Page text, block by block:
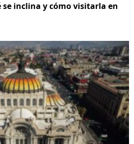
se inclina y cómo visitarla en